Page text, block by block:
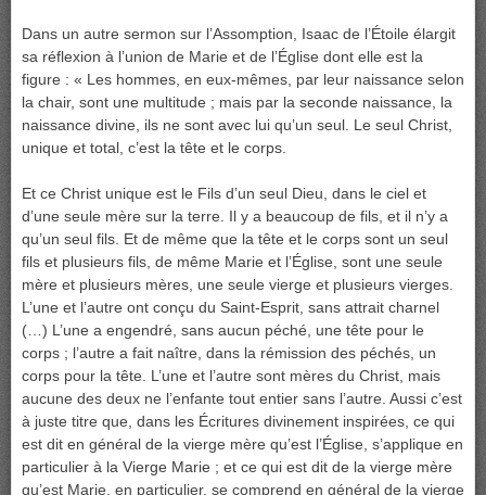
Dans un autre sermon sur l’Assomption, Isaac de l’Étoile élargit
sa réflexion à l’union de Marie et de l’Église dont elle est la
figure : « Les hommes, en eux-mêmes, par leur naissance selon
la chair, sont une multitude ; mais par la seconde naissance, la
naissance divine, ils ne sont avec lui qu’un seul. Le seul Christ,
unique et total, c’est la tête et le corps.
Et ce Christ unique est le Fils d’un seul Dieu, dans le ciel et
d’une seule mère sur la terre. Il y a beaucoup de fils, et il n’y a
qu’un seul fils. Et de même que la tête et le corps sont un seul
fils et plusieurs fils, de même Marie et l’Église, sont une seule
mère et plusieurs mères, une seule vierge et plusieurs vierges.
L’une et l’autre ont conçu du Saint-Esprit, sans attrait charnel
(…) L’une a engendré, sans aucun péché, une tête pour le
corps ; l’autre a fait naître, dans la rémission des péchés, un
corps pour la tête. L’une et l’autre sont mères du Christ, mais
aucune des deux ne l’enfante tout entier sans l’autre. Aussi c’est
à juste titre que, dans les Écritures divinement inspirées, ce qui
est dit en général de la vierge mère qu’est l’Église, s’applique en
particulier à la Vierge Marie ; et ce qui est dit de la vierge mère
qu’est Marie, en particulier, se comprend en général de la vierge